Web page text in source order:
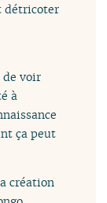
détricoter
de voir
à
ça peut
création